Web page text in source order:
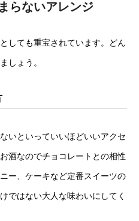
らないアレンジ
しても重宝されています。どん
しょう。
いといっていいほどいいアクセ
酒なのでチョコレートとの相性
ー、ケーキなど定番スイーツの
ではない大人な味わいにしてく